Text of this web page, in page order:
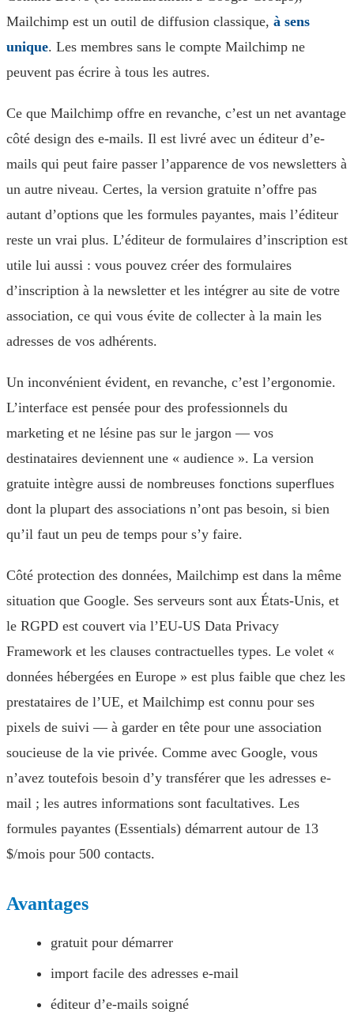
Mailchimp est un outil de diffusion classique, à sens
unique. Les membres sans le compte Mailchimp ne
peuvent pas écrire à tous les autres.
Ce que Mailchimp offre en revanche, c’est un net avantage
côté design des e-mails. Il est livré avec un éditeur d’e-
mails qui peut faire passer l’apparence de vos newsletters à
un autre niveau. Certes, la version gratuite n’offre pas
autant d’options que les formules payantes, mais l’éditeur
reste un vrai plus. L’éditeur de formulaires d’inscription est
utile lui aussi : vous pouvez créer des formulaires
d’inscription à la newsletter et les intégrer au site de votre
association, ce qui vous évite de collecter à la main les
adresses de vos adhérents.
Un inconvénient évident, en revanche, c’est l’ergonomie.
L’interface est pensée pour des professionnels du
marketing et ne lésine pas sur le jargon — vos
destinataires deviennent une « audience ». La version
gratuite intègre aussi de nombreuses fonctions superflues
dont la plupart des associations n’ont pas besoin, si bien
qu’il faut un peu de temps pour s’y faire.
Côté protection des données, Mailchimp est dans la même
situation que Google. Ses serveurs sont aux États-Unis, et
le RGPD est couvert via l’EU-US Data Privacy
Framework et les clauses contractuelles types. Le volet «
données hébergées en Europe » est plus faible que chez les
prestataires de l’UE, et Mailchimp est connu pour ses
pixels de suivi — à garder en tête pour une association
soucieuse de la vie privée. Comme avec Google, vous
n’avez toutefois besoin d’y transférer que les adresses e-
mail ; les autres informations sont facultatives. Les
formules payantes (Essentials) démarrent autour de 13
$/mois pour 500 contacts.
Avantages
gratuit pour démarrer
import facile des adresses e-mail
éditeur d’e-mails soigné